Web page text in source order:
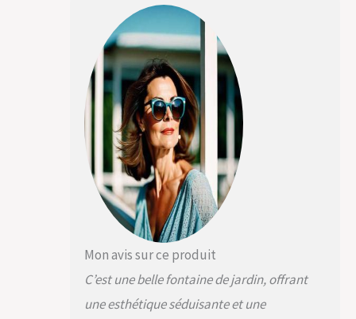
robuste et
résistant aux
intempéries Un
accroche-regard
absolu dans
votre espace
extérieur
Mon avis sur ce produit
C’est une belle fontaine de jardin, offrant
une esthétique séduisante et une